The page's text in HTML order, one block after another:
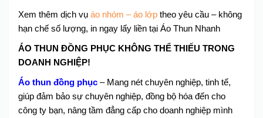
Xem thêm dịch vụ áo nhóm – áo lớp theo yêu cầu – không
hạn chế số lượng, in ngay lấy liền tại Áo Thun Nhanh
ÁO THUN ĐỒNG PHỤC KHÔNG THỂ THIẾU TRONG
DOANH NGHIỆP!
Áo thun đồng phục – Mang nét chuyên nghiệp, tinh tế,
giúp đảm bảo sự chuyên nghiệp, đồng bộ hóa đến cho
công ty bạn, nâng tầm đẳng cấp cho doanh nghiệp mình